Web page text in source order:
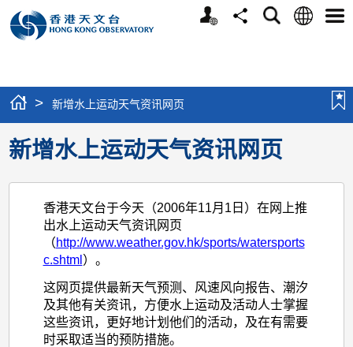
个
分
搜
语
选
> 新增水上运动天气资讯网页
新增水上运动天气资讯网页
香港天文台于今天（2006年11月1日）在网上推
出水上运动天气资讯网页
（http://www.weather.gov.hk/sports/watersports
c.shtml ）。
这网页提供最新天气预测、风速风向报告、潮汐
及其他有关资讯，方便水上运动及活动人士掌握
这些资讯，更好地计划他们的活动，及在有需要
时采取适当的预防措施。